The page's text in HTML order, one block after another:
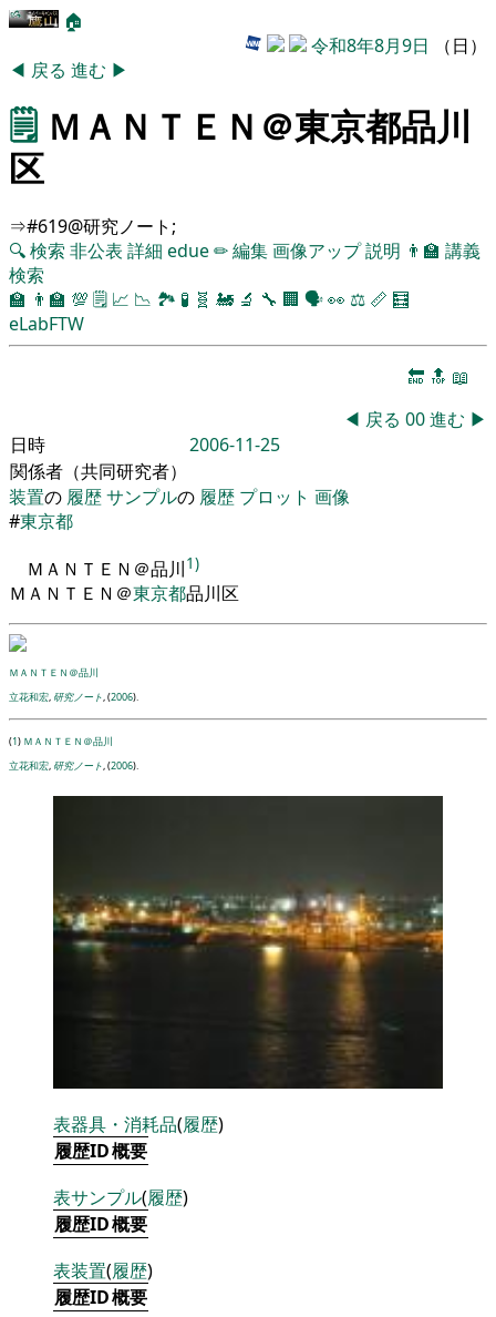
🏠
令和8年8月9日 （日）
◀ 戻る 進む ▶
🗒️ ＭＡＮＴＥＮ＠東京都品川
区
⇒#619@研究ノート;
🔍検索 非公表 詳細 edue✏編集画像アップ説明 👨‍🏫 講義
検索
🏫 👨‍🏫 💯 🗒️ 📈 📉 🏞 🧪 🧬 🚂 🔬 🔧 🏢 🗣️👀 ⚖️ 📏 🧮
eLabFTW
🔚 🔝 📖
◀ 戻る 00進む ▶
日時
2006-11-25
関係者（共同研究者）
装置の 履歴サンプルの 履歴 プロット 画像
#東京都
ＭＡＮＴＥＮ ＠品川1)
ＭＡＮＴＥＮ ＠東京都品川区
ＭＡＮＴＥＮ＠品川
立花和宏, 研究ノート, (2006).
(1) ＭＡＮＴＥＮ＠品川
立花和宏, 研究ノート, (2006).
表器具・消耗品(履歴)
履歴ID概要
表サンプル(履歴)
履歴ID概要
表装置(履歴)
履歴ID概要